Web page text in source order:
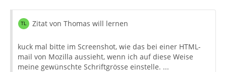
Zitat von Thomas will lernen
kuck mal bitte im Screenshot, wie das bei einer HTML-
mail von Mozilla aussieht, wenn ich auf diese Weise
meine gewünschte Schriftgrösse einstelle. ...